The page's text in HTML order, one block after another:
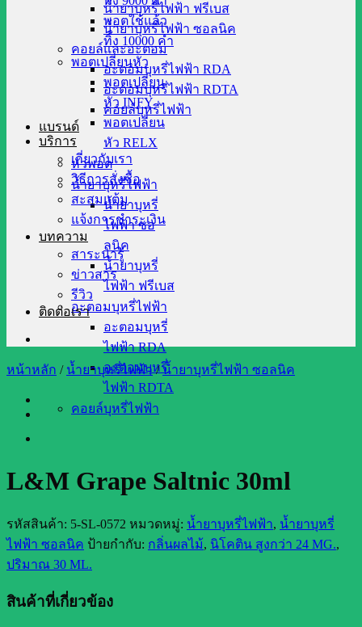
พอตใช้แล้ว
ทิ้ง 10000 คำ
พอตเปลี่ยนหัว
พอตเปลี่ยน
หัว INFY
พอตเปลี่ยน
หัว RELX
หัวพอต
น้ำยาบุหรี่ไฟฟ้า
น้ำยาบุหรี่
ไฟฟ้า ซอ
ลนิค
น้ำยาบุหรี่
ไฟฟ้า ฟรีเบส
อะตอมบุหรี่ไฟฟ้า
อะตอมบุหรี่
ไฟฟ้า RDA
อะตอมบุหรี่
ไฟฟ้า RDTA
คอยล์บุหรี่ไฟฟ้า
น้ำยาบุหรี่ไฟฟ้า ฟรีเบส
น้ำยาบุหรี่ไฟฟ้า ซอลนิค
คอยล์และอะตอม
อะตอมบุหรี่ไฟฟ้า RDA
อะตอมบุหรี่ไฟฟ้า RDTA
คอยล์บุหรี่ไฟฟ้า
แบรนด์
บริการ
เกี่ยวกับเรา
วิธีการสั่งซื้อ
สะสมแต้ม
แจ้งการชำระเงิน
บทความ
สาระน่ารู้
ข่าวสาร
รีวิว
ติดต่อเรา
หน้าหลัก / น้ำยาบุหรี่ไฟฟ้า / น้ำยาบุหรี่ไฟฟ้า ซอลนิค
L&M Grape Saltnic 30ml
รหัสสินค้า: 5-SL-0572 หมวดหมู่: น้ำยาบุหรี่ไฟฟ้า, น้ำยาบุหรี่
ไฟฟ้า ซอลนิค ป้ายกำกับ: กลิ่นผลไม้, นิโคติน สูงกว่า 24 MG.,
ปริมาณ 30 ML.
สินค้าที่เกี่ยวข้อง